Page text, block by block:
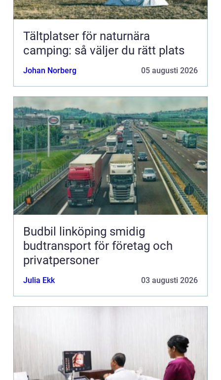
Tältplatser för naturnära
camping: så väljer du rätt plats
Johan Norberg 05 augusti 2026
Budbil linköping smidig
budtransport för företag och
privatpersoner
Julia Ekk 03 augusti 2026